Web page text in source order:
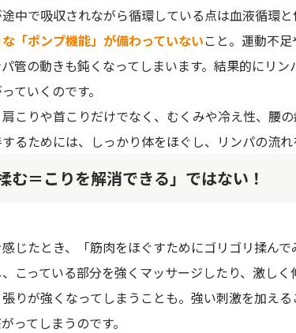
中で吸収されながら循環している点は血液循環と
「ポンプ機能」が備わっていないこと。運動不
管の動きも鈍くなってしまいます。結果的にリ
ていくのです。
こりや首こりだけでなく、むくみや冷え性、腰
るためには、しっかり体をほぐし、リンパの流れ
む＝こりを解消できる」ではない！
じたとき、「筋肉をほぐすためにゴリゴリ揉ん
こっている部分を強くマッサージしたり、激し
りが強くなってしまうことも。強い刺激を加え
ってしまうのです。